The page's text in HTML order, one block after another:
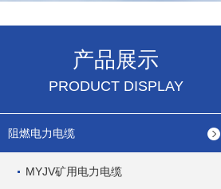
产品展示
PRODUCT DISPLAY
阻燃电力电缆
MYJV矿用电力电缆